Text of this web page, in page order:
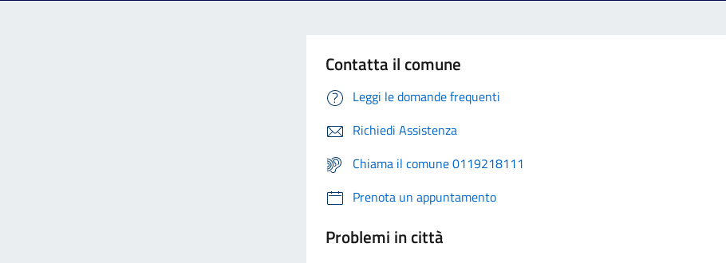
Contatta il comune
Leggi le domande frequenti
Richiedi Assistenza
Chiama il comune 0119218111
Prenota un appuntamento
Problemi in città